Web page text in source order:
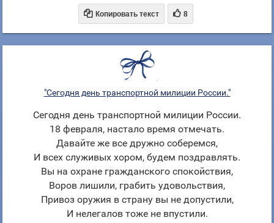
 Копировать текст  8
"Сегодня день транспортной милиции России."
Сегодня день транспортной милиции России.
18 февраля, настало время отмечать.
Давайте же все дружно соберемся,
И всех служивых хором, будем поздравлять.
Вы на охране гражданского спокойствия,
Воров лишили, грабить удовольствия,
Привоз оружия в страну вы не допустили,
И нелегалов тоже не впустили.